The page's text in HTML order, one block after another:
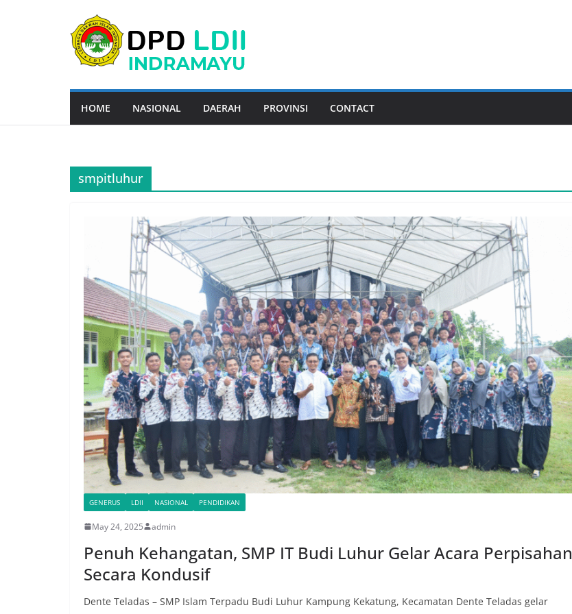
HOME NASIONAL DAERAH PROVINSI CONTACT
smpitluhur
GENERUS LDII NASIONAL PENDIDIKAN
May 24, 2025 admin
Penuh Kehangatan, SMP IT Budi Luhur Gelar Acara Perpisahan
Secara Kondusif
Dente Teladas – SMP Islam Terpadu Budi Luhur Kampung Kekatung, Kecamatan Dente Teladas gelar